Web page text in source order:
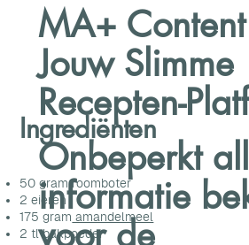
Ingrediënten
50 gram roomboter
2 eieren
175 gram amandelmeel
2 tl bakpoeder
MA+
Jouw Slimme
Recepten-
Onbeperkt
informatie
voor de